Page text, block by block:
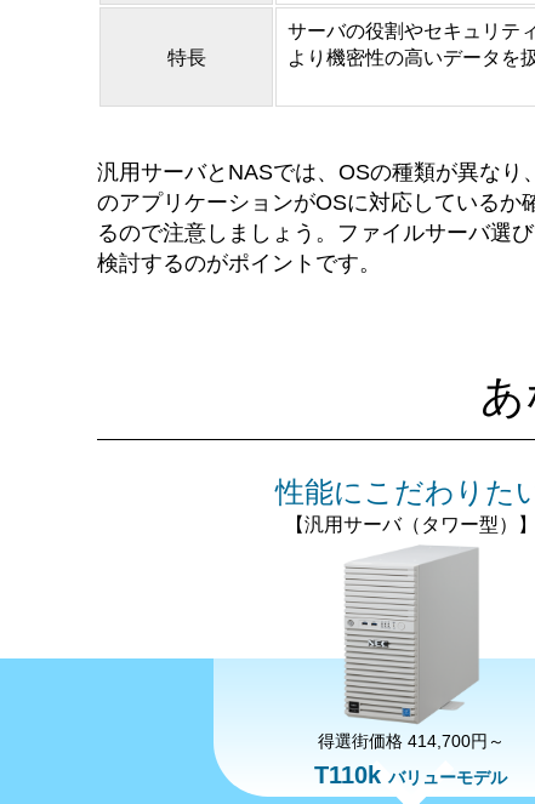
特長
サーバの役割やセキュリテ
より機密性の高いデータを
汎用サーバとNASでは、OSの種類が異な
のアプリケーションがOSに対応している
るので注意しましょう。ファイルサーバ選
検討するのがポイントです。
性能にこだわりた
【汎用サーバ（タワー型）】
得選街価格 414,700円～
T110kバリューモデル